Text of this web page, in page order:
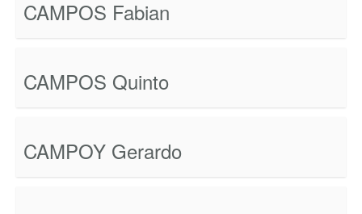
CAMPOS Fabian
CAMPOS Quinto
CAMPOY Gerardo